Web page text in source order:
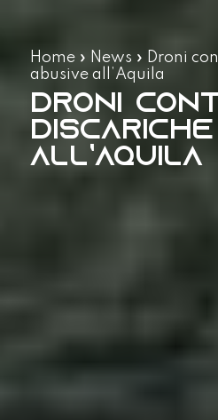
Home» News » Droni
abusive all’Aquila
Droni
all’Aquila